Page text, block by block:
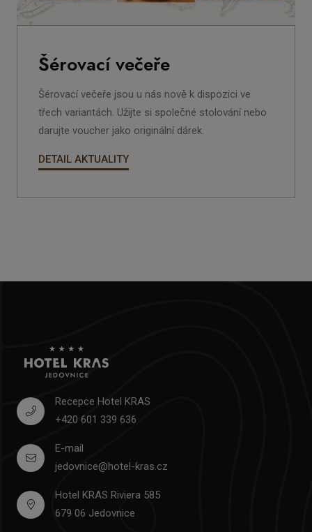
Šérovací večeře
Šérovací večeře jsou u nás nově k dispozici ve
třech variantách. Užijte si společné stolování nebo
darujte voucher jako originální dárek.
DETAIL AKTUALITY
Recepce Hotel KRAS
+420 601 339 636
E-mail
jedovnice@hotel-kras.cz
Hotel KRAS Riviera 585
679 06 Jedovnice